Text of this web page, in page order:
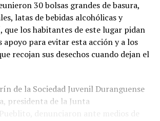
30 bolsas grandes de basura,
latas de bebidas alcohólicas y
que los habitantes de este lugar pidan
apoyo para evitar esta acción y a los
recojan sus desechos cuando dejan el
de la Sociedad Juvenil Duranguense
presidenta de la Junta